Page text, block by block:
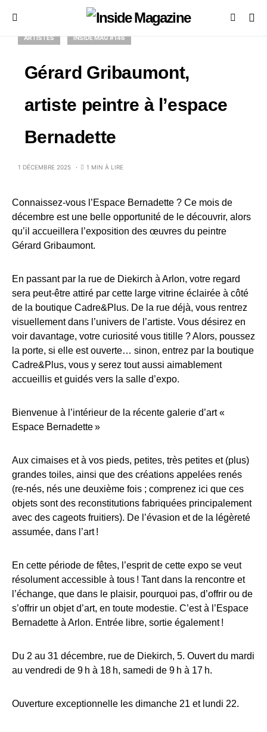
ARTISTES INSIDE MAG #146
Gérard Gribaumont,
artiste peintre à l’espace
Bernadette
1 DÉCEMBRE 2025 1 MIN À LIRE
Connaissez-vous l’Espace Bernadette ? Ce mois de
décembre est une belle opportunité de le découvrir, alors
qu’il accueillera l’exposition des œuvres du peintre
Gérard Gribaumont.
En passant par la rue de Diekirch à Arlon, votre regard
sera peut-être attiré par cette large vitrine éclairée à côté
de la boutique Cadre&Plus. De la rue déjà, vous rentrez
visuellement dans l’univers de l’artiste. Vous désirez en
voir davantage, votre curiosité vous titille ? Alors, poussez
la porte, si elle est ouverte… sinon, entrez par la boutique
Cadre&Plus, vous y serez tout aussi aimablement
accueillis et guidés vers la salle d’expo.
Bienvenue à l’intérieur de la récente galerie d’art «
Espace Bernadette »
Aux cimaises et à vos pieds, petites, très petites et (plus)
grandes toiles, ainsi que des créations appelées renés
(re-nés, nés une deuxième fois ; comprenez ici que ces
objets sont des reconstitutions fabriquées principalement
avec des cageots fruitiers). De l’évasion et de la légèreté
assumée, dans l’art !
En cette période de fêtes, l’esprit de cette expo se veut
résolument accessible à tous ! Tant dans la rencontre et
l’échange, que dans le plaisir, pourquoi pas, d’offrir ou de
s’offrir un objet d’art, en toute modestie. C’est à l’Espace
Bernadette à Arlon. Entrée libre, sortie également !
Du 2 au 31 décembre, rue de Diekirch, 5. Ouvert du mardi
au vendredi de 9 h à 18 h, samedi de 9 h à 17 h.
Ouverture exceptionnelle les dimanche 21 et lundi 22.